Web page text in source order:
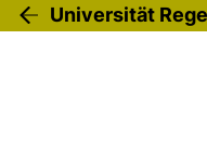
Universität